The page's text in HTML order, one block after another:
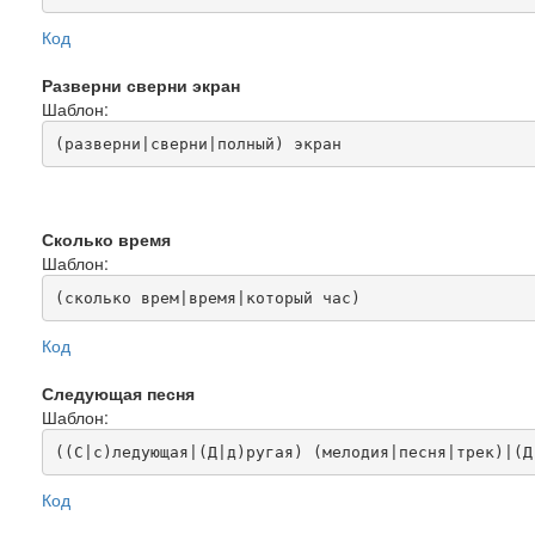
Код
Разверни сверни экран
Шаблон:
(разверни|сверни|полный) экран
Сколько время
Шаблон:
(сколько врем|время|который час)
Код
Следующая песня
Шаблон:
((С|с)ледующая|(Д|д)ругая)
Код